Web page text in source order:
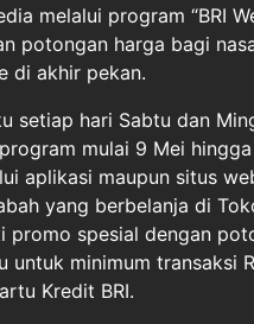
melalui program “BRI
potongan harga bagi
di akhir pekan.
setiap hari Sabtu dan
mulai 9 Mei
aplikasi maupun situs
yang berbelanja di
promo spesial dengan
untuk minimum transaksi
Kredit BRI.